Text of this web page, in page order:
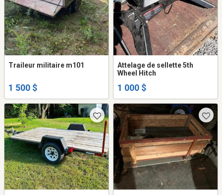
Traileur militaire m101
1 500 $
Attelage de sellette 5th
Wheel Hitch
1 000 $